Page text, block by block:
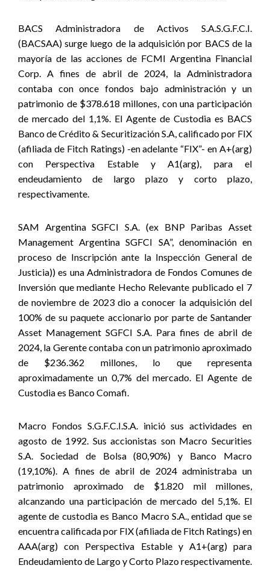
BACS Administradora de Activos S.A.S.G.F.C.I.
(BACSAA) surge luego de la adquisición por BACS de la
mayoría de las acciones de FCMI Argentina Financial
Corp. A fines de abril de 2024, la Administradora
contaba con once fondos bajo administración y un
patrimonio de $378.618 millones, con una participación
de mercado del 1,1%. El Agente de Custodia es BACS
Banco de Crédito & Securitización S.A, calificado por FIX
(afiliada de Fitch Ratings) -en adelante “FIX”- en A+(arg)
con Perspectiva Estable y A1(arg), para el
endeudamiento de largo plazo y corto plazo,
respectivamente.
SAM Argentina SGFCI S.A. (ex BNP Paribas Asset
Management Argentina SGFCI SA”, denominación en
proceso de Inscripción ante la Inspección General de
Justicia)) es una Administradora de Fondos Comunes de
Inversión que mediante Hecho Relevante publicado el 7
de noviembre de 2023 dio a conocer la adquisición del
100% de su paquete accionario por parte de Santander
Asset Management SGFCI S.A. Para fines de abril de
2024, la Gerente contaba con un patrimonio aproximado
de $236.362 millones, lo que representa
aproximadamente un 0,7% del mercado. El Agente de
Custodia es Banco Comafi.
Macro Fondos S.G.F.C.I.S.A. inició sus actividades en
agosto de 1992. Sus accionistas son Macro Securities
S.A. Sociedad de Bolsa (80,90%) y Banco Macro
(19,10%). A fines de abril de 2024 administraba un
patrimonio aproximado de $1.820 mil millones,
alcanzando una participación de mercado del 5,1%. El
agente de custodia es Banco Macro S.A., entidad que se
encuentra calificada por FIX (afiliada de Fitch Ratings) en
AAA(arg) con Perspectiva Estable y A1+(arg) para
Endeudamiento de Largo y Corto Plazo respectivamente.